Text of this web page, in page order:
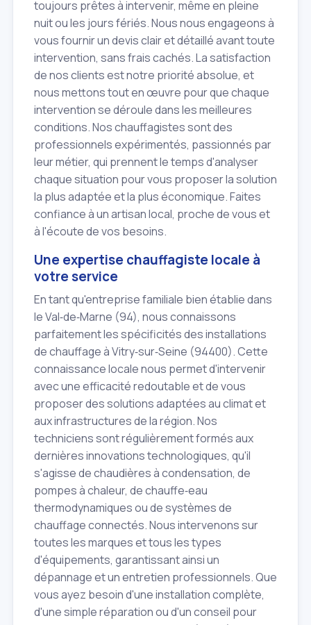
toujours prêtes à intervenir, même en pleine
nuit ou les jours fériés. Nous nous engageons à
vous fournir un devis clair et détaillé avant toute
intervention, sans frais cachés. La satisfaction
de nos clients est notre priorité absolue, et
nous mettons tout en œuvre pour que chaque
intervention se déroule dans les meilleures
conditions. Nos chauffagistes sont des
professionnels expérimentés, passionnés par
leur métier, qui prennent le temps d'analyser
chaque situation pour vous proposer la solution
la plus adaptée et la plus économique. Faites
confiance à un artisan local, proche de vous et
à l'écoute de vos besoins.
Une expertise chauffagiste locale à
votre service
En tant qu'entreprise familiale bien établie dans
le Val‑de‑Marne (94), nous connaissons
parfaitement les spécificités des installations
de chauffage à Vitry‑sur‑Seine (94400). Cette
connaissance locale nous permet d'intervenir
avec une efficacité redoutable et de vous
proposer des solutions adaptées au climat et
aux infrastructures de la région. Nos
techniciens sont régulièrement formés aux
dernières innovations technologiques, qu'il
s'agisse de chaudières à condensation, de
pompes à chaleur, de chauffe‑eau
thermodynamiques ou de systèmes de
chauffage connectés. Nous intervenons sur
toutes les marques et tous les types
d'équipements, garantissant ainsi un
dépannage et un entretien professionnels. Que
vous ayez besoin d'une installation complète,
d'une simple réparation ou d'un conseil pour